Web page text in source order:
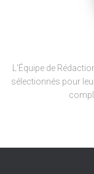
L'Équipe de
sélectionnés pour